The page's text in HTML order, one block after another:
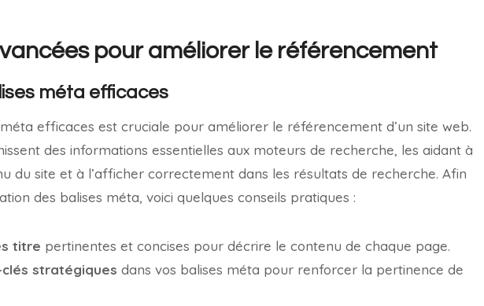
pour améliorer le référencement
méta efficaces
méta efficaces est cruciale pour améliorer le référencement d’un site web.
des informations essentielles aux moteurs de recherche, les aidant à
du site et à l’afficher correctement dans les résultats de recherche. Afin
des balises méta, voici quelques conseils pratiques :
titre pertinentes et concises pour décrire le contenu de chaque page.
stratégiques dans vos balises méta pour renforcer la pertinence de